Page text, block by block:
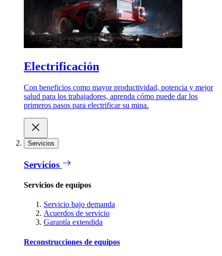
Electrificación
Con beneficios como mayor productividad, potencia y mejor
salud para los trabajadores, aprenda cómo puede dar los
primeros pasos para electrificar su mina.
Servicios
Servicios
Servicios de equipos
Servicio bajo demanda
Acuerdos de servicio
Garantía extendida
Reconstrucciones de equipos